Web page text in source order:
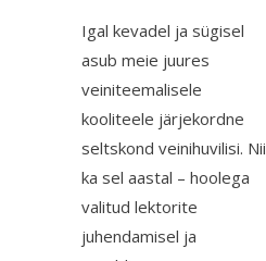
Igal kevadel ja sügisel
asub meie juures
veiniteemalisele
kooliteele järjekordne
seltskond veinihuvilisi. Nii
ka sel aastal – hoolega
valitud lektorite
juhendamisel ja